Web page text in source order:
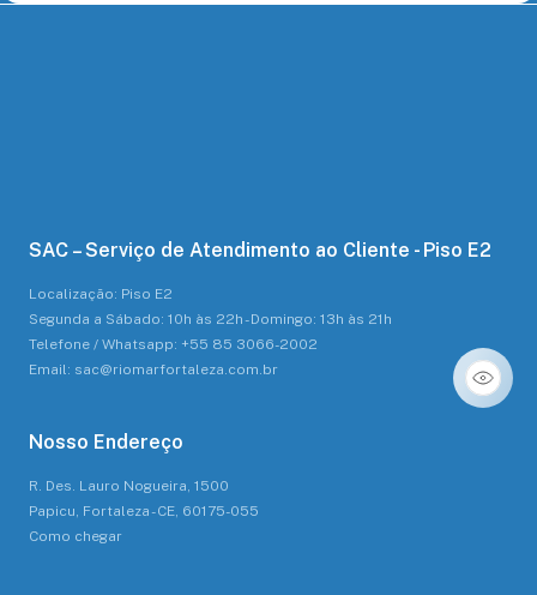
SAC – Serviço de Atendimento ao Cliente - Piso E2
Localização: Piso E2
Segunda a Sábado: 10h às 22h - Domingo: 13h às 21h
Telefone / Whatsapp: +55 85 3066-2002
Email: sac@riomarfortaleza.com.br
Nosso Endereço
R. Des. Lauro Nogueira, 1500
Papicu, Fortaleza - CE, 60175-055
Como chegar